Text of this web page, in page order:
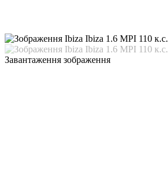
Завантаження зображення